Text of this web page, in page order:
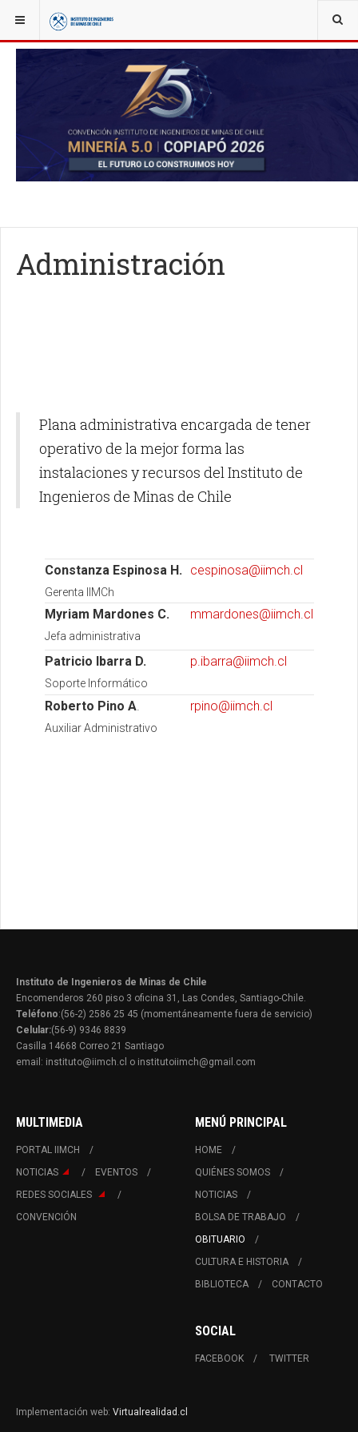
YOU ARE HERE: OBITUARIO
Administración
Plana administrativa encargada de tener
operativo de la mejor forma las
instalaciones y recursos del Instituto de
Ingenieros de Minas de Chile
Constanza Espinosa H.
Gerenta IIMCh
cespinosa@iimch.cl
Myriam Mardones C.
Jefa administrativa
mmardones@iimch.cl
Patricio Ibarra D.
Soporte Informático
p.ibarra@iimch.cl
Roberto Pino A.
Auxiliar Administrativo
rpino@iimch.cl
Instituto de Ingenieros de Minas de Chile
Encomenderos 260 piso 3 oficina 31, Las Condes, Santiago-Chile.
Teléfono:(56-2) 2586 25 45 (momentáneamente fuera de servicio)
Celular:(56-9) 9346 8839
Casilla 14668 Correo 21 Santiago
email: instituto@iimch.cl o institutoiimch@gmail.com
MULTIMEDIA
PORTAL IIMCH
NOTICIAS
EVENTOS
REDES SOCIALES
CONVENCIÓN
MENÚ PRINCIPAL
HOME
QUIÉNES SOMOS
NOTICIAS
BOLSA DE TRABAJO
OBITUARIO
CULTURA E HISTORIA
BIBLIOTECA
CONTACTO
SOCIAL
FACEBOOK TWITTER
Implementación web: Virtualrealidad.cl